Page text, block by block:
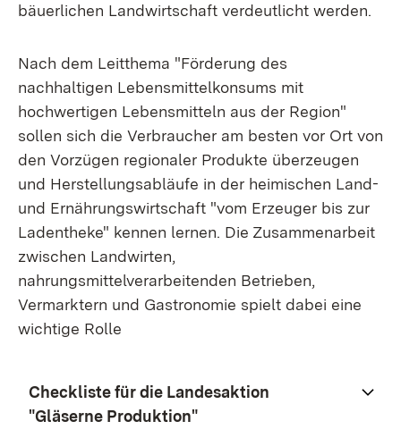
bäuerlichen Landwirtschaft verdeutlicht werden.
Nach dem Leitthema "Förderung des
nachhaltigen Lebensmittelkonsums mit
hochwertigen Lebensmitteln aus der Region"
sollen sich die Verbraucher am besten vor Ort von
den Vorzügen regionaler Produkte überzeugen
und Herstellungsabläufe in der heimischen Land-
und Ernährungswirtschaft "vom Erzeuger bis zur
Ladentheke" kennen lernen. Die Zusammenarbeit
zwischen Landwirten,
nahrungsmittelverarbeitenden Betrieben,
Vermarktern und Gastronomie spielt dabei eine
wichtige Rolle
Checkliste für die Landesaktion
"Gläserne Produktion"